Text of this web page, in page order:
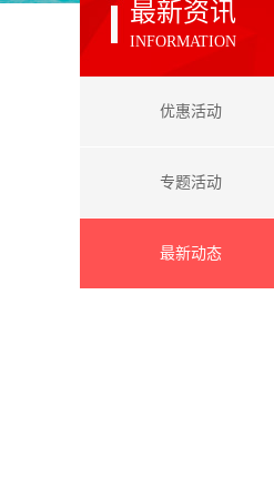
最新资讯
INFORMATION
优惠活动
专题活动
最新动态